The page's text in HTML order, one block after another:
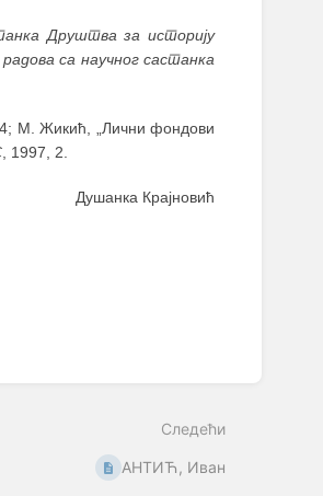
Друштва за историју
са научног састанка
М. Жикић, „Лични фондови
, 1997, 2.
Душанка Крајновић
Следећи
АНТИЋ, Иван